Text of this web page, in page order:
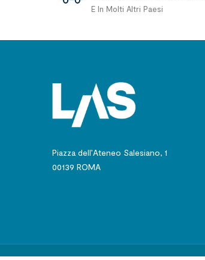
E In Molti Altri Paesi
Piazza dell’Ateneo Salesiano, 1
00139 ROMA